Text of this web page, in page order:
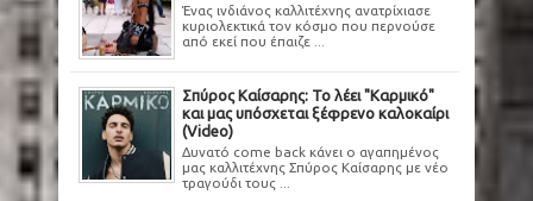
Ένας ινδιάνος καλλιτέχνης ανατρίχιασε
κυριολεκτικά τον κόσμο που περνούσε
από εκεί που έπαιζε ...
Σπύρος Καίσαρης: Το λέει "Καρμικό"
και μας υπόσχεται ξέφρενο καλοκαίρι
(Video)
Δυνατό come back κάνει ο αγαπημένος
μας καλλιτέχνης Σπύρος Καίσαρης με νέο
τραγούδι τους ...